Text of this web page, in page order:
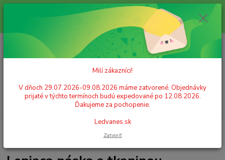
Milí zákazníci! V dňoch 29.07.2026-09.08.2026 máme zatvorené.
Objednávky prijaté v týchto termínoch budú expedované po 12.08.2026.
Ďakujeme za pochopenie. Ledvanes.sk
+421 908 755 958
Po. - Pia. od 9:00 hod. - 16:00 hod.
za0,00 EUR
páska s tkaninou strieborná 48mmx50m
Milí zákazníci!
V dňoch 29.07.2026-09.08.2026 máme zatvorené. Objednávky
prijaté v týchto termínoch budú expedované po 12.08.2026.
Ďakujeme za pochopenie.
Ledvanes.sk
Zatvoriť